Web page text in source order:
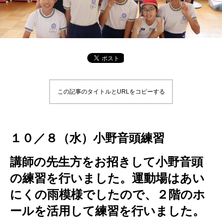
この記事のタイトルとURLをコピーする
１０／８（水）小野音頭練習
講師の先生方をお招きして小野音頭
の練習を行いました。運動場はあい
にくの雨模様でしたので、２階のホ
ールを活用して練習を行いました。